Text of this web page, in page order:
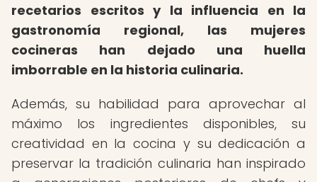
recetarios escritos y la influencia en la
gastronomía regional, las mujeres
cocineras han dejado una huella
imborrable en la historia culinaria.
Además, su habilidad para aprovechar al
máximo los ingredientes disponibles, su
creatividad en la cocina y su dedicación a
preservar la tradición culinaria han inspirado